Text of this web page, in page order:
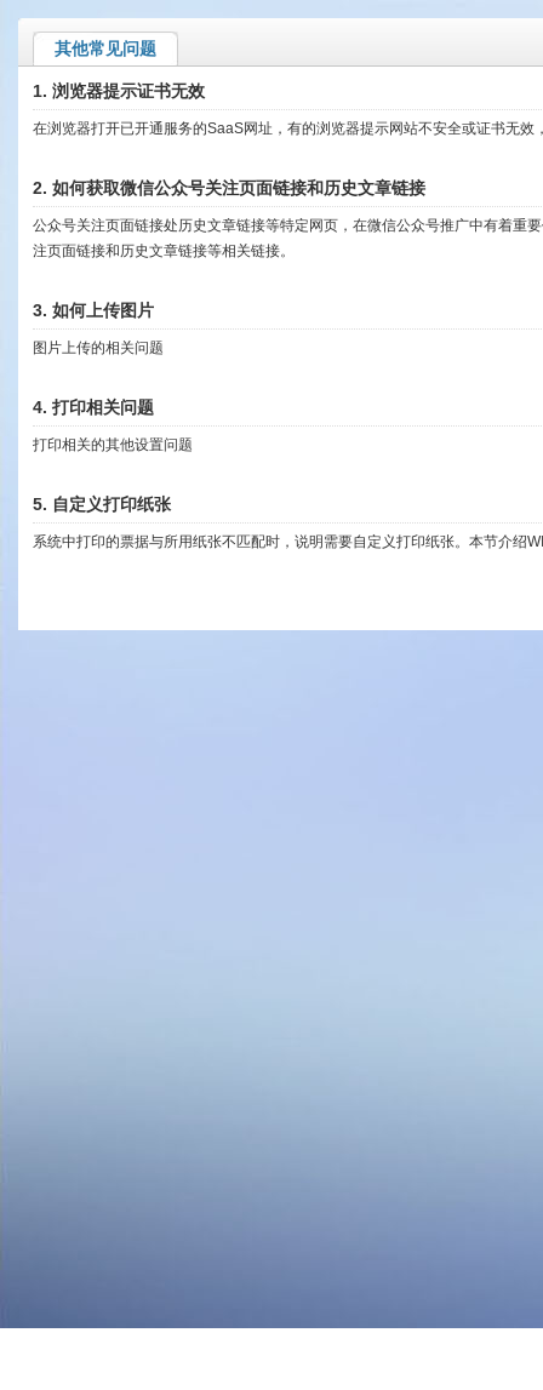
其他常见问题
1. 浏览器提示证书无效
在浏览器打开已开通服务的SaaS网址，有的浏览器提示网站不安全或证书无效
2. 如何获取微信公众号关注页面链接和历史文章链接
公众号关注页面链接处历史文章链接等特定网页，在微信公众号推广中有着重
注页面链接和历史文章链接等相关链接。
3. 如何上传图片
图片上传的相关问题
4. 打印相关问题
打印相关的其他设置问题
5. 自定义打印纸张
系统中打印的票据与所用纸张不匹配时，说明需要自定义打印纸张。本节介绍